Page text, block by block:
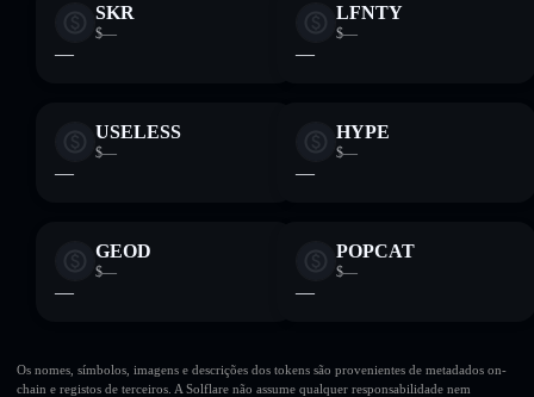
SKR
$—
—
LFNTY
$—
—
USELESS
$—
—
HYPE
$—
—
GEOD
$—
—
POPCAT
$—
—
Os nomes, símbolos, imagens e descrições dos tokens são provenientes de metadados on-
chain e registos de terceiros. A Solflare não assume qualquer responsabilidade nem